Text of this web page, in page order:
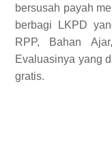
bersusah payah
berbagi LKPD
RPP, Bahan
Evaluasinya yang
gratis.